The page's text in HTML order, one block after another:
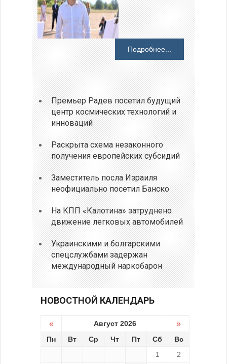
Подробнее...
Премьер Радев посетил будущий
центр космических технологий и
инноваций
Раскрыта схема незаконного
получения европейских субсидий
Заместитель посла Израиля
неофициально посетил Банско
На КПП «Калотина» затруднено
движение легковых автомобилей
Украинскими и болгарскими
спецслужбами задержан
международный наркобарон
НОВОСТНОЙ КАЛЕНДАРЬ
« Август 2026 »
Пн Вт Ср Чт Пт Сб
Вс
1
2